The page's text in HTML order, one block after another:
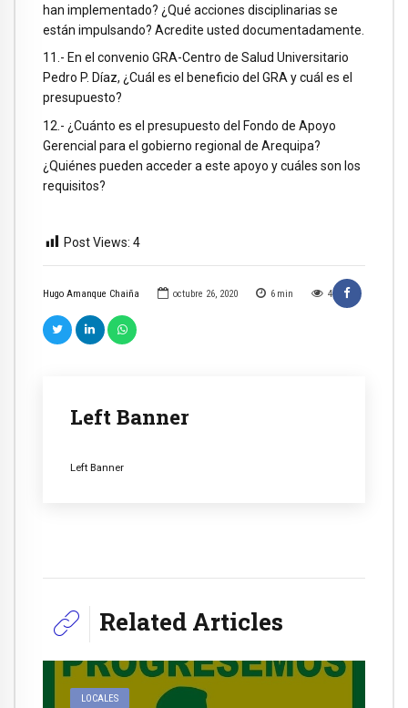
Hugo Amanque Chaiña octubre 26, 2020 6 min 4
Left Banner
Left Banner
han implementado? ¿Qué acciones disciplinarias se
están impulsando? Acredite usted documentadamente.
11.- En el convenio GRA-Centro de Salud Universitario
Pedro P. Díaz, ¿Cuál es el beneficio del GRA y cuál es el
presupuesto?
12.- ¿Cuánto es el presupuesto del Fondo de Apoyo
Gerencial para el gobierno regional de Arequipa?
¿Quiénes pueden acceder a este apoyo y cuáles son los
requisitos?
Post Views: 4
Related Articles
LOCALES